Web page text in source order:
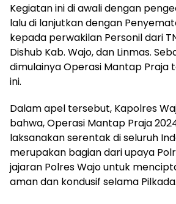
Kegiatan ini di awali dengan
lalu di lanjutkan dengan
kepada perwakilan Personil dari
Dishub Kab. Wajo, dan Linmas.
dimulainya Operasi Mantap Praja
ini.
Dalam apel tersebut, Kapolres
bahwa, Operasi Mantap Praja
laksanakan serentak di seluruh
merupakan bagian dari upaya
jajaran Polres Wajo untuk
aman dan kondusif selama Pilkada.